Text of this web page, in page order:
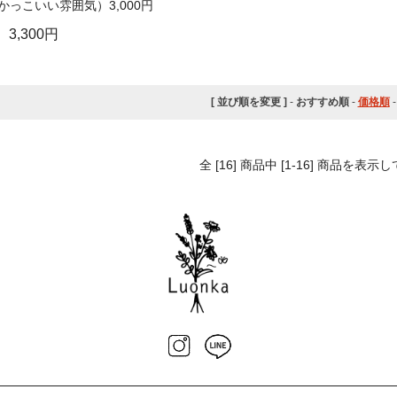
っこいい雰囲気）3,000円
3,300円
[ 並び順を変更 ] - おすすめ順- 価格順-
全 [16] 商品中 [1-16] 商品を表示し